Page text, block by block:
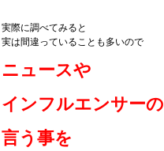
実際に調べてみると
実は間違っていることも多いので
ニュースや
インフルエンサーの
言う事を